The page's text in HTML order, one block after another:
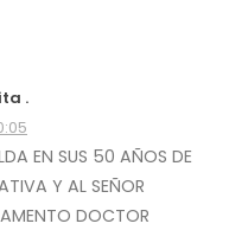
.
EN SUS 50 AÑOS DE
Y AL SEÑOR
DOCTOR